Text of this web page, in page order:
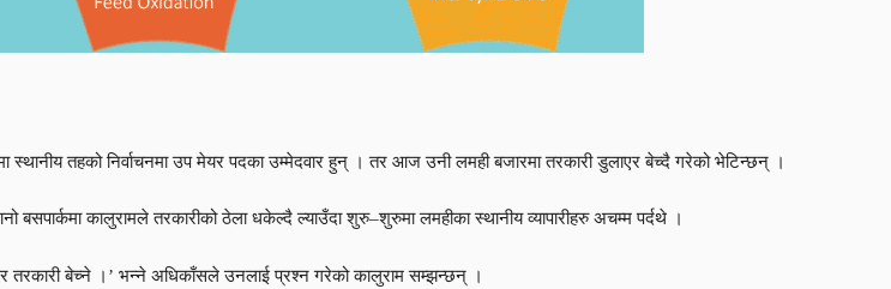
स्थानीय तहको निर्वाचनमा उप मेयर पदका उम्मेदवार हुन् । तर आज उनी लमही बजारमा तरकारी डुलाएर बेच्दै गरेको भेटिन्छन् ।
कालुरामले तरकारीको ठेला धकेल्दै ल्याउँदा शुरु–शुरुमा लमहीका स्थानीय व्यापारीहरु अचम्म पर्दथे ।
तरकारी बेच्ने ।’ भन्ने अधिकाँसले उनलाई प्रश्न गरेको कालुराम सम्झन्छन् ।